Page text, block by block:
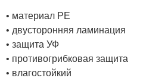
• материал PE
• двусторонняя ламинация
• защита УФ
• противогрибковая защита
• влагостойкий